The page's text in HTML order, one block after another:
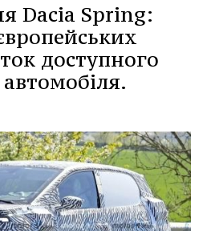
Dacia Spring:
доступного